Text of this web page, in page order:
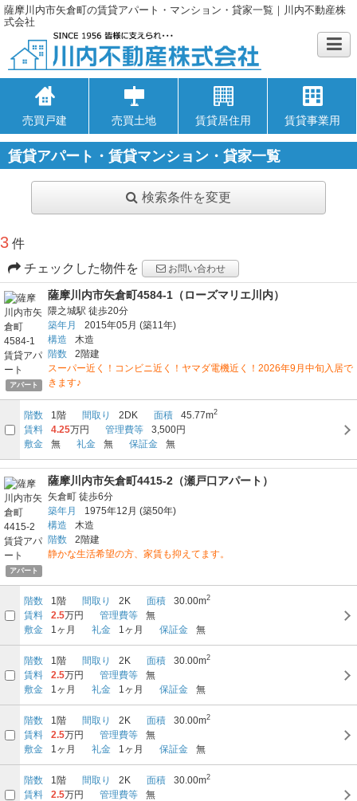
薩摩川内市矢倉町の賃貸アパート・マンション・貸家一覧｜川内不動産株
式会社
売買戸建 売買土地 賃貸居住用 賃貸事業用
賃貸アパート・賃貸マンション・貸家一覧
検索条件を変更
3 件
チェックした物件を
お問い合わせ
アパート
薩摩川内市矢倉町4584-1（ローズマリエ川内）
隈之城駅 徒歩20分
築年月
2015年05月 (築11年)
構造
木造
階数
2階建
スーパー近く！コンビニ近く！ヤマダ電機近く！2026年9月中旬入居で
きます♪
階数 1階 間取り 2DK 面積 45.77m2
賃料 4.25万円 管理費等
3,500円
敷金
無 礼金 無 保証金 無
アパート
薩摩川内市矢倉町4415-2（瀬戸口アパート）
矢倉町 徒歩6分
築年月
1975年12月 (築50年)
構造
木造
階数
2階建
静かな生活希望の方、家賃も抑えてます。
階数 1階 間取り 2K 面積 30.00m2
賃料 2.5万円 管理費等
無
敷金
1ヶ月 礼金 1ヶ月 保証金 無
階数 1階 間取り 2K 面積 30.00m2
賃料 2.5万円 管理費等
無
敷金
1ヶ月 礼金 1ヶ月 保証金 無
階数 1階 間取り 2K 面積 30.00m2
賃料 2.5万円 管理費等
無
敷金
1ヶ月 礼金 1ヶ月 保証金 無
階数 1階 間取り 2K 面積 30.00m2
賃料 2.5万円 管理費等
無